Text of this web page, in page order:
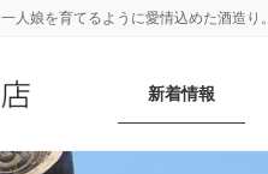
人娘を育てるように愛情込めた酒造り。
新着情報